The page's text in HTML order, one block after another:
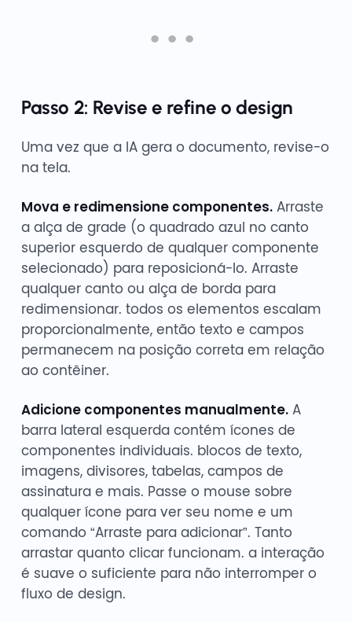
Passo 2: Revise e refine o design
Uma vez que a IA gera o documento, revise-o
na tela.
Mova e redimensione componentes.Arraste
a alça de grade (o quadrado azul no canto
superior esquerdo de qualquer componente
selecionado) para reposicioná-lo. Arraste
qualquer canto ou alça de borda para
redimensionar. todos os elementos escalam
proporcionalmente, então texto e campos
permanecem na posição correta em relação
ao contêiner.
Adicione componentes manualmente.A
barra lateral esquerda contém ícones de
componentes individuais. blocos de texto,
imagens, divisores, tabelas, campos de
assinatura e mais. Passe o mouse sobre
qualquer ícone para ver seu nome e um
comando “Arraste para adicionar”. Tanto
arrastar quanto clicar funcionam. a interação
é suave o suficiente para não interromper o
fluxo de design.